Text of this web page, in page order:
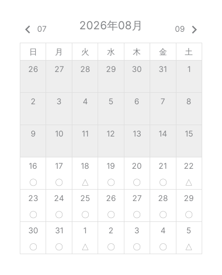
keyboard_arrow_left 07 2026年08月 09 keyboard_arrow_right
日 月 火 水 木 金
土
26
27 28 29 30 31 1
2 3 4 5 6 7 8
9 10 11 12 13 14 15
16
〇
17
〇
18
△
19
〇
20
〇
21
〇
22
△
23
〇
24
〇
25
〇
26
〇
27
〇
28
〇
29
〇
30
〇
31
〇
1
△
2
〇
3
〇
4
〇
5
△